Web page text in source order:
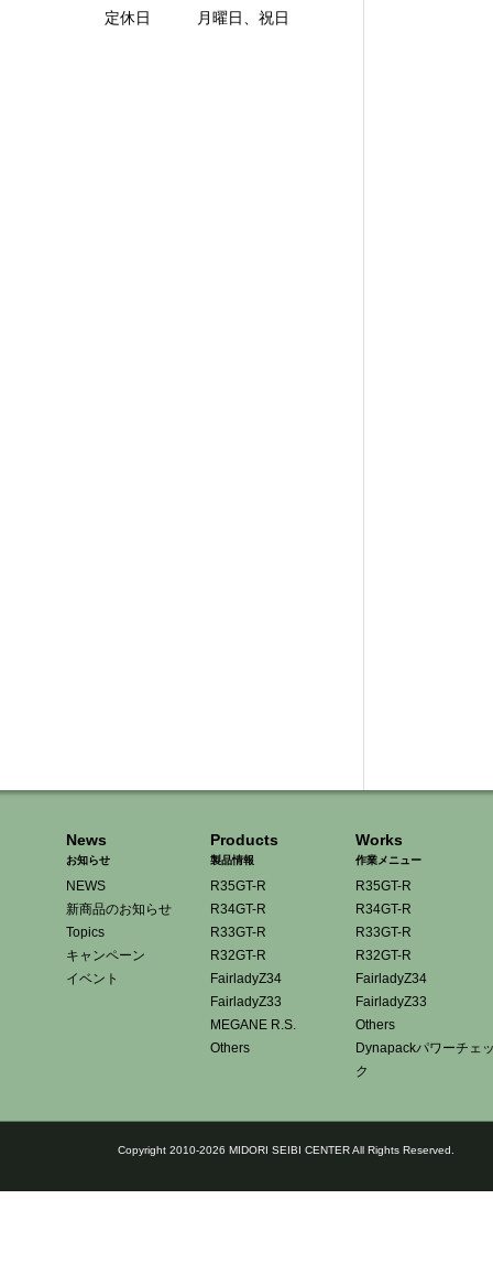
定休日 月曜日、祝日
News
お知らせ
NEWS
新商品のお知らせ
Topics
キャンペーン
イベント
Products
製品情報
R35GT-R
R34GT-R
R33GT-R
R32GT-R
FairladyZ34
FairladyZ33
MEGANE R.S.
Others
Works
作業メニュー
R35GT-R
R34GT-R
R33GT-R
R32GT-R
FairladyZ34
FairladyZ33
Others
Dynapackパワーチェ
ク
Copyright 2010-2026 MIDORI SEIBI CENTER All Rights Reserved.